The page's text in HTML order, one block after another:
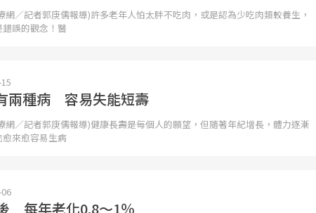
網／記者郭庚儒報導)許多老年人怕太胖不吃肉，或是認為少吃肉類較養生，
誤的觀念！醫
兩種病 容易失能短壽
網／記者郭庚儒報導)健康長壽是每個人的願望，但隨著年紀增長，體力逐漸
來愈容易生病
每年老化0.8～1％